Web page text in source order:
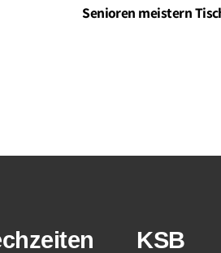
Senioren meistern
KSB